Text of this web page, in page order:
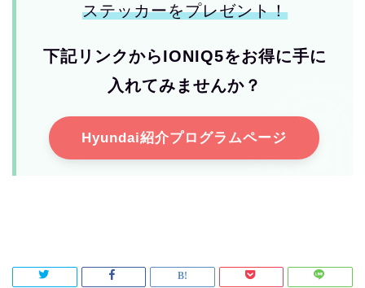
ステッカーをプレゼント！
下記リンクからIONIQ5をお得に手に
入れてみませんか？
Hyundai紹介プログラムページ